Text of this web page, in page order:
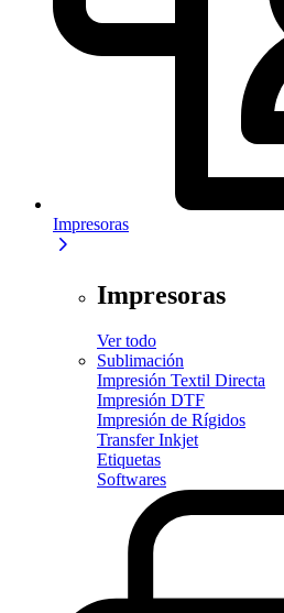
Impresoras
Impresoras
Ver todo
Sublimación
Impresión Textil Directa
Impresión DTF
Impresión de Rígidos
Transfer Inkjet
Etiquetas
Softwares